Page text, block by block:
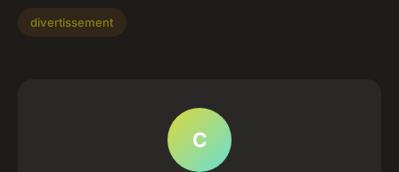
divertissement
C